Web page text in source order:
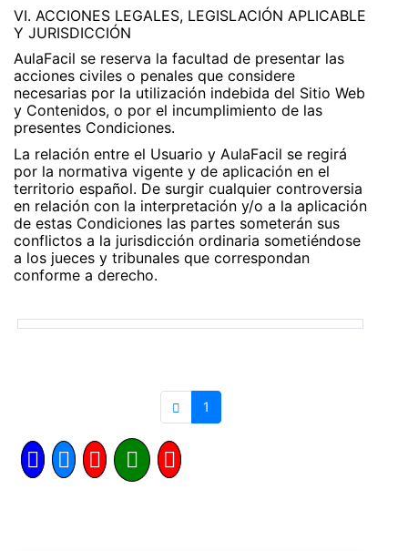
VI. ACCIONES LEGALES, LEGISLACIÓN APLICABLE
Y JURISDICCIÓN
AulaFacil se reserva la facultad de presentar las
acciones civiles o penales que considere
necesarias por la utilización indebida del Sitio Web
y Contenidos, o por el incumplimiento de las
presentes Condiciones.
La relación entre el Usuario y AulaFacil se regirá
por la normativa vigente y de aplicación en el
territorio español. De surgir cualquier controversia
en relación con la interpretación y/o a la aplicación
de estas Condiciones las partes someterán sus
conflictos a la jurisdicción ordinaria sometiéndose
a los jueces y tribunales que correspondan
conforme a derecho.
1